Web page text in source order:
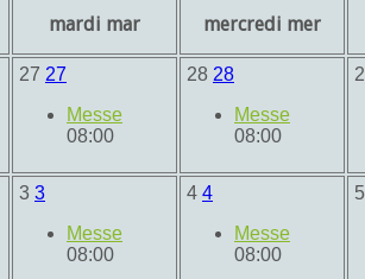
mardi mar mercredi mer
27 27
Messe
08:00
28 28
Messe
08:00
3 3
Messe
08:00
4 4
Messe
08:00